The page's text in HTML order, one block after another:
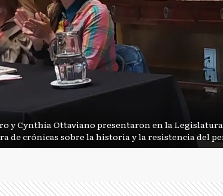
y Cynthia Ottaviano presentaron en la
de crónicas sobre la historia y la resistencia del